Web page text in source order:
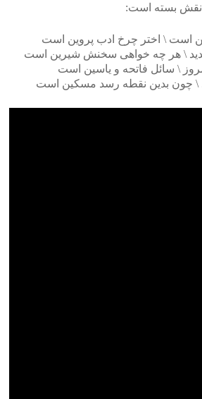
نقش بسته است:
است \ اختر چرخ ادب پروین است
ندید \ هر چه خواهی سخنش شیرین است
\ سائل فاتحه و یاسین است
\ چون بدین نقطه رسد مسکین است